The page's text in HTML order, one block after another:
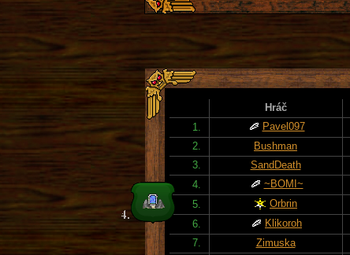
Hráč
1.
Pavel097
2.
Bushman
3.
SandDeath
4.
~BOMI~
5.
Orbrin
6.
Klikoroh
7.
Zimuska